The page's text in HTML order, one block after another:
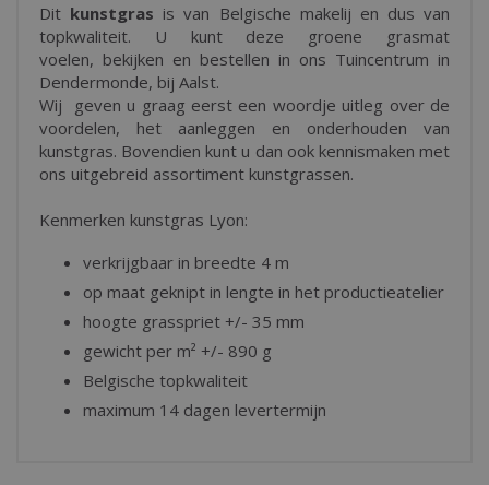
Dit kunstgras is van Belgische makelij en dus van
topkwaliteit. U kunt deze groene grasmat
voelen, bekijken en bestellen in ons Tuincentrum in
Dendermonde, bij Aalst.
Wij geven u graag eerst een woordje uitleg over de
voordelen, het aanleggen en onderhouden van
kunstgras. Bovendien kunt u dan ook kennismaken met
ons uitgebreid assortiment kunstgrassen.
Kenmerken kunstgras Lyon:
verkrijgbaar in breedte 4 m
op maat geknipt in lengte in het productieatelier
hoogte grasspriet +/- 35 mm
gewicht per m² +/- 890 g
Belgische topkwaliteit
maximum 14 dagen levertermijn